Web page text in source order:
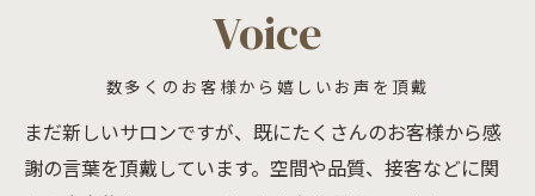
Voice
数多くのお客様から嬉しいお声を頂戴
まだ新しいサロンですが、既にたくさんのお客様から感
謝の言葉を頂戴しています。空間や品質、接客などに関